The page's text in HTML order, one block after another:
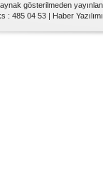
gösterilmeden
: 485 04 53 | Haber Yazılımı